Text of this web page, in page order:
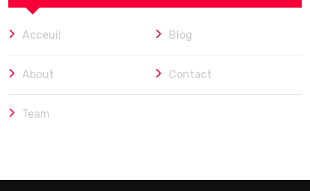
Acceuil Blog
About Contact
Team